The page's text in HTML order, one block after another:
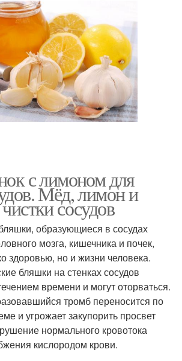
с лимоном для
Мёд, лимон и
сосудов
образующиеся в сосудах
мозга, кишечника и почек,
здоровью, но и жизни человека.
бляшки на стенках сосудов
времени и могут оторваться.
тромб переносится по
и угрожает закупорить просвет
нормального кровотока
кислородом крови.